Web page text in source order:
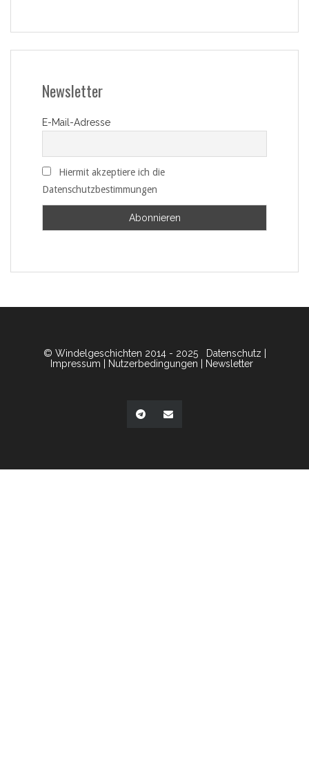
Newsletter
E-Mail-Adresse
Hiermit akzeptiere ich die
Datenschutzbestimmungen
© Windelgeschichten 2014 - 2025 Datenschutz
Impressum
Nutzerbedingungen Newsletter